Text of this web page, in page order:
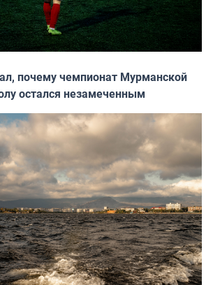
почему чемпионат Мурманской
остался незамеченным